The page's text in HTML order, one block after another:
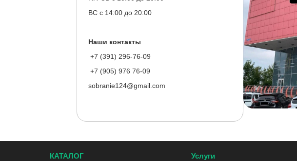
ВС с 14:00 до 20:00
Наши контакты
+7 (391) 296-76-09
+7 (905) 976 76-09
sobranie124@gmail.com
КАТАЛОГ Услуги